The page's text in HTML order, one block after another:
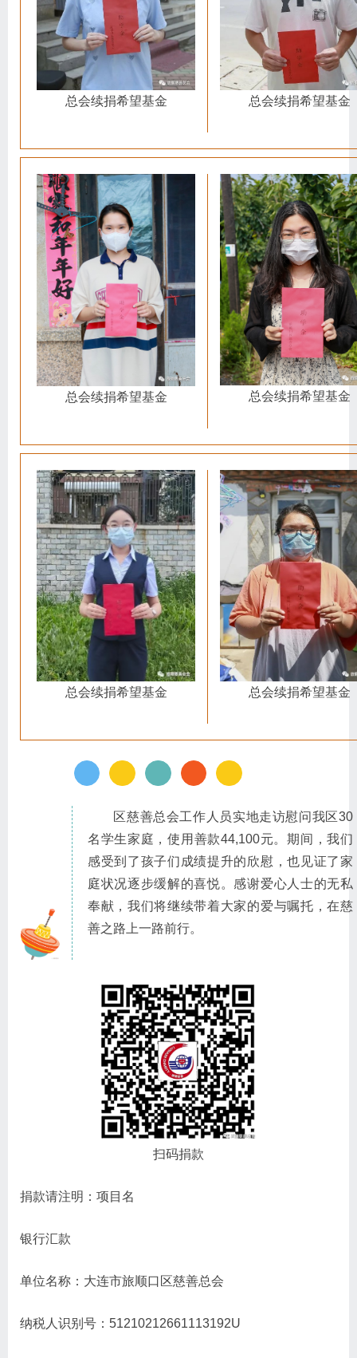
总会续捐希望基金 总会续捐希望基金
总会续捐希望基金 总会续捐希望基金
总会续捐希望基金 总会续捐希望基金
区慈善总会工作人员实地走访慰问我区30
名学生家庭，使用善款44,100元。期间，我们
感受到了孩子们成绩提升的欣慰，也见证了家
庭状况逐步缓解的喜悦。感谢爱心人士的无私
奉献，我们将继续带着大家的爱与嘱托，在慈
善之路上一路前行。
扫码捐款
捐款请注明：项目名
银行汇款
单位名称：大连市旅顺口区慈善总会
纳税人识别号：51210212661113192U